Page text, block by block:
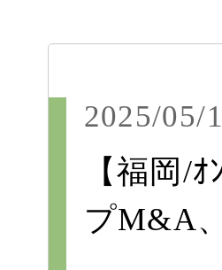
2025/05/
【福岡/
プM&A